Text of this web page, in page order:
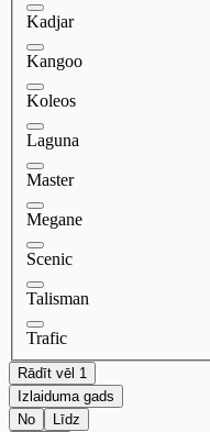
Kadjar
Kangoo
Koleos
Laguna
Master
Megane
Scenic
Talisman
Trafic
Rādīt vēl 1
Izlaiduma gads
No
Līdz